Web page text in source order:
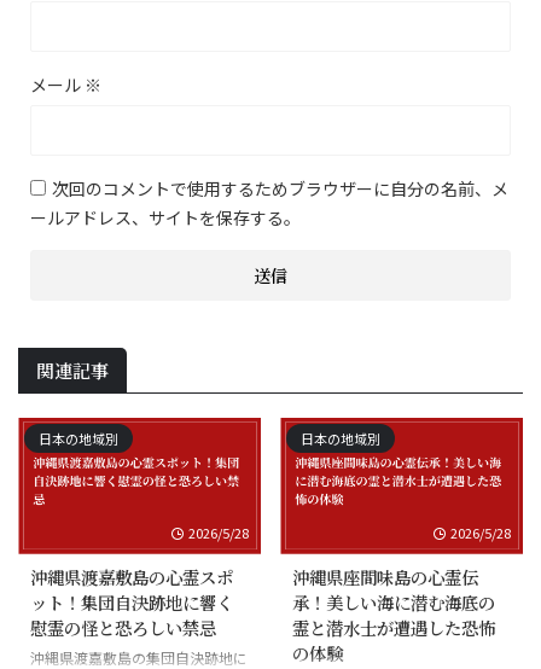
メール ※
次回のコメントで使用するためブラウザーに自分の名前、メ
ールアドレス、サイトを保存する。
関連記事
日本の地域別
2026/5/28
沖縄県渡嘉敷島の心霊スポ
ット！集団自決跡地に響く
慰霊の怪と恐ろしい禁忌
沖縄県渡嘉敷島の集団自決跡地に
日本の地域別
2026/5/28
沖縄県座間味島の心霊伝
承！美しい海に潜む海底の
霊と潜水士が遭遇した恐怖
の体験